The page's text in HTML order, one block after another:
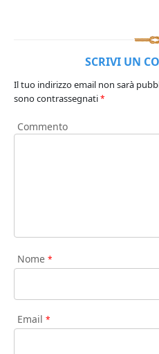
SCRIVI UN
Il tuo indirizzo email non sarà
sono contrassegnati*
Commento
Nome *
Email *